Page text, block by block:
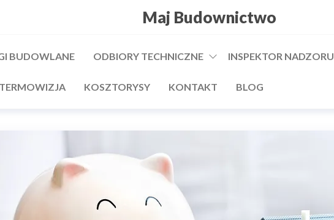
Maj Budownictwo
BUDOWLANE ODBIORY TECHNICZNE INSPEKTOR NADZORU
TERMOWIZJA KOSZTORYSY KONTAKT BLOG